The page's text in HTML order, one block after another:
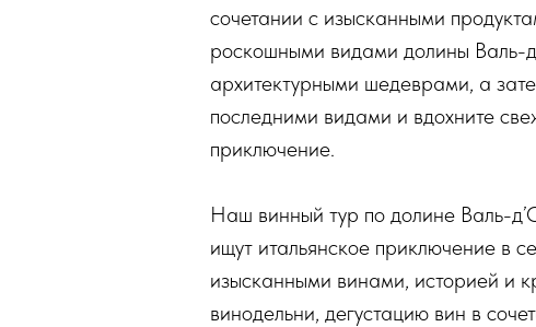
сочетании с изысканными
роскошными видами долины Валь-
архитектурными шедеврами, а
последними видами и вдохните
приключение.
Наш винный тур по долине Валь-
ищут итальянское приключение в
изысканными винами, историей и
винодельни, дегустацию вин в